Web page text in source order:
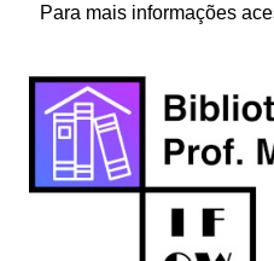
Para mais informações